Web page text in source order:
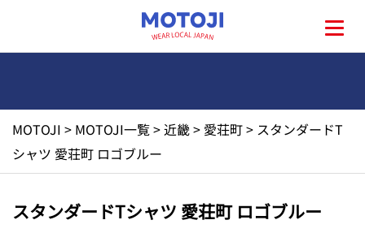
MOTOJI > MOTOJI一覧>近畿> 愛荘町> スタンダードT
シャツ 愛荘町 ロゴブルー
スタンダードTシャツ 愛荘町 ロゴブルー